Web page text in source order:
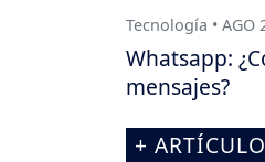
Tecnología • AGO
Whatsapp:
mensajes?
+